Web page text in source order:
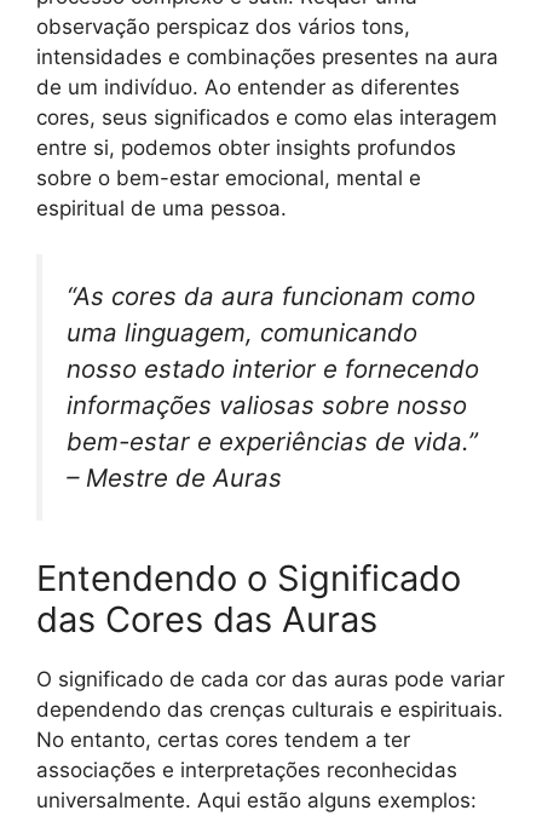
observação perspicaz dos vários tons,
intensidades e combinações presentes na aura
de um indivíduo. Ao entender as diferentes
cores, seus significados e como elas interagem
entre si, podemos obter insights profundos
sobre o bem-estar emocional, mental e
espiritual de uma pessoa.
“As cores da aura funcionam como
uma linguagem, comunicando
nosso estado interior e fornecendo
informações valiosas sobre nosso
bem-estar e experiências de vida.”
– Mestre de Auras
Entendendo o Significado
das Cores das Auras
O significado de cada cor das auras pode variar
dependendo das crenças culturais e espirituais.
No entanto, certas cores tendem a ter
associações e interpretações reconhecidas
universalmente. Aqui estão alguns exemplos: